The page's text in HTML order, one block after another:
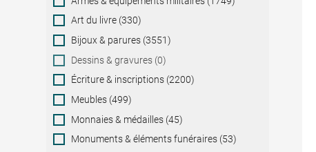
Art du livre (330)
Bijoux & parures (3551)
Dessins & gravures (0)
Écriture & inscriptions (2200)
Meubles (499)
Monnaies & médailles (45)
Monuments & éléments funéraires (53)